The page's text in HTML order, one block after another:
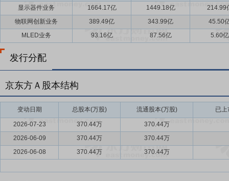
显示器件业务 1664.17亿 1449.18亿
214.99
物联网创新业务
389.49亿 343.99亿
45.50
MLED业务
93.16亿 87.56亿 5.60亿
发行分配
京东方Ａ股本结构
变动日期 总股本(万股) 流通股本(万股) 已
2026-07-23 370.44万
370.44万
2026-06-09
370.44万
370.44万
2026-06-08
370.44万 370.44万